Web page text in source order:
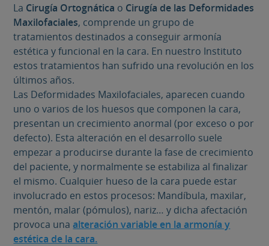
La Cirugía Ortognática o Cirugía de las Deformidades
Maxilofaciales, comprende un grupo de
tratamientos destinados a conseguir armonía
estética y funcional en la cara. En nuestro Instituto
estos tratamientos han sufrido una revolución en los
últimos años.
Las Deformidades Maxilofaciales, aparecen cuando
uno o varios de los huesos que componen la cara,
presentan un crecimiento anormal (por exceso o por
defecto). Esta alteración en el desarrollo suele
empezar a producirse durante la fase de crecimiento
del paciente, y normalmente se estabiliza al finalizar
el mismo. Cualquier hueso de la cara puede estar
involucrado en estos procesos: Mandíbula, maxilar,
mentón, malar (pómulos), nariz… y dicha afectación
provoca unaalteración variable en la armonía y
estética de la cara.